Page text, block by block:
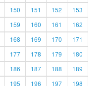
150 151 152
153
159 160 161
162
168 169 170
171
177 178 179
180
186 187 188
189
195 196 197
198